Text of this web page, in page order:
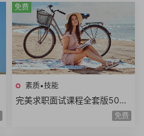
素质•技能
完美求职面试课程全套版500
强HR完美简历面试技巧电话面
免费
免费